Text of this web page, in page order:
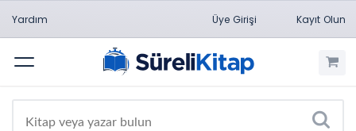
Yardım Üye Girişi Kayıt Olun
Menü